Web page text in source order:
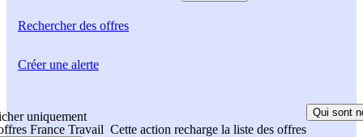
Rechercherdes offres
uniquement
France Travail Cette action recharge la liste des offres
Qui sont
Créer une alerte